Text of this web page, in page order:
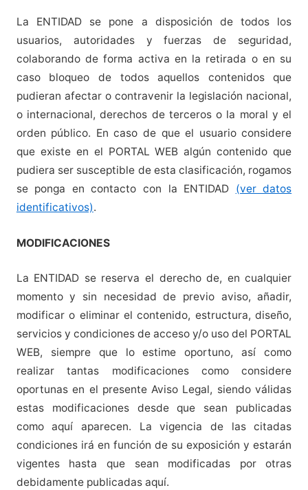
La ENTIDAD se pone a disposición de todos los
usuarios, autoridades y fuerzas de seguridad,
colaborando de forma activa en la retirada o en su
caso bloqueo de todos aquellos contenidos que
pudieran afectar o contravenir la legislación nacional,
o internacional, derechos de terceros o la moral y el
orden público. En caso de que el usuario considere
que existe en el PORTAL WEB algún contenido que
pudiera ser susceptible de esta clasificación, rogamos
se ponga en contacto con la ENTIDAD (ver datos
identificativos).
MODIFICACIONES
La ENTIDAD se reserva el derecho de, en cualquier
momento y sin necesidad de previo aviso, añadir,
modificar o eliminar el contenido, estructura, diseño,
servicios y condiciones de acceso y/o uso del PORTAL
WEB, siempre que lo estime oportuno, así como
realizar tantas modificaciones como considere
oportunas en el presente Aviso Legal, siendo válidas
estas modificaciones desde que sean publicadas
como aquí aparecen. La vigencia de las citadas
condiciones irá en función de su exposición y estarán
vigentes hasta que sean modificadas por otras
debidamente publicadas aquí.